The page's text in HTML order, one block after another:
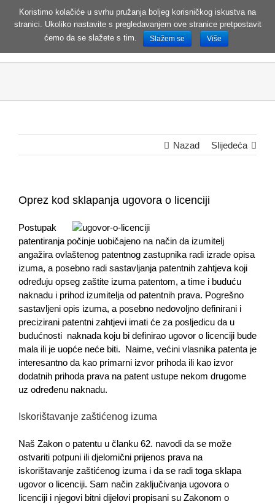
Nazad Slijedeća
Oprez kod sklapanja ugovora o licenciji
Postupak
patentiranja počinje uobičajeno na način da izumitelj
angažira ovlaštenog patentnog zastupnika radi izrade opisa
izuma, a posebno radi sastavljanja patentnih zahtjeva koji
određuju opseg zaštite izuma patentom, a time i buduću
naknadu i prihod izumitelja od patentnih prava. Pogrešno
sastavljeni opis izuma, a posebno nedovoljno definirani i
precizirani patentni zahtjevi imati će za posljedicu da u
budućnosti naknada koju bi definirao ugovor o licenciji bude
mala ili je uopće neće biti. Naime, većini vlasnika patenta je
interesantno da kao primarni izvor prihoda ili kao izvor
dodatnih prihoda prava na patent ustupe nekom drugome
uz određenu naknadu.
Iskorištavanje zaštićenog izuma
Naš Zakon o patentu u članku 62. navodi da se može
ostvariti potpuni ili djelomični prijenos prava na
iskorištavanje zaštićenog izuma i da se radi toga sklapa
ugovor o licenciji. Sam način zaključivanja ugovora o
licenciji i njegovi bitni dijelovi propisani su Zakonom o
Koristimo kolačiće u svrhu pružanja boljeg korisničkog iskustva na
stranici. Ukoliko nastavite s pregledavanjem ove stranice pretpostavit
ćemo da se slažete s tim.
Slažem se Više